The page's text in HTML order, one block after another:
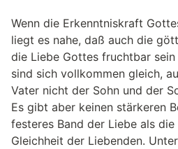
Wenn die Erkenntniskraft
liegt es nahe, daß auch die
die Liebe Gottes fruchtbar
sind sich vollkommen gleich,
Vater nicht der Sohn und der
Es gibt aber keinen stärkeren
festeres Band der Liebe als
Gleichheit der Liebenden.